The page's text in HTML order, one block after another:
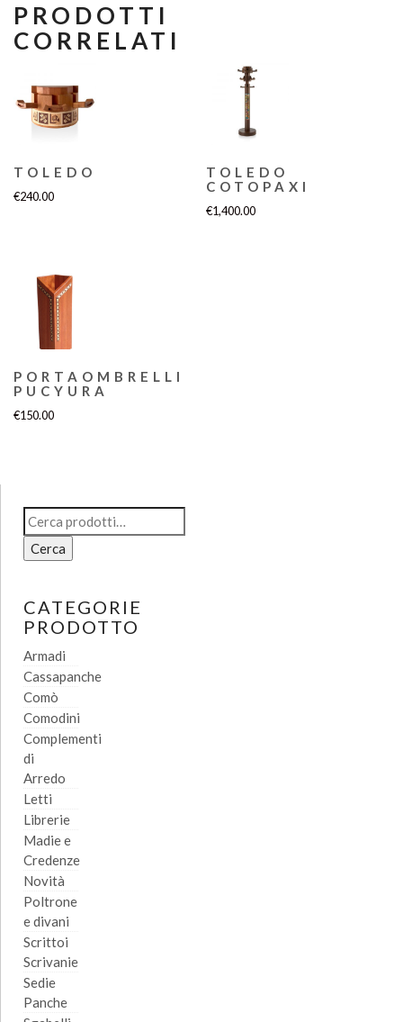
PRODOTTI
CORRELATI
TOLEDO
€240.00
TOLEDO
COTOPAXI
€1,400.00
PORTAOMBRELLI
PUCYURA
€150.00
Cerca:
Cerca
CATEGORIE
PRODOTTO
Armadi
Cassapanche
Comò
Comodini
Complementi
di
Arredo
Letti
Librerie
Madie e
Credenze
Novità
Poltrone
e divani
Scrittoi
Scrivanie
Sedie
Panche